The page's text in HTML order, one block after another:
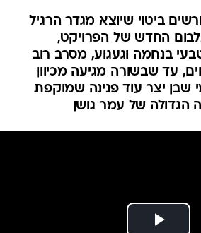
ביטוי שיוצא מגדר הרגיל
החדש של הפרויקט,
בנחמה וגעגוע, מסרב רוב
עד שבשורה מגיעה מכיוון
שבן יצר עוד פנינה שמוקפת
הגדולה של עמר גושן